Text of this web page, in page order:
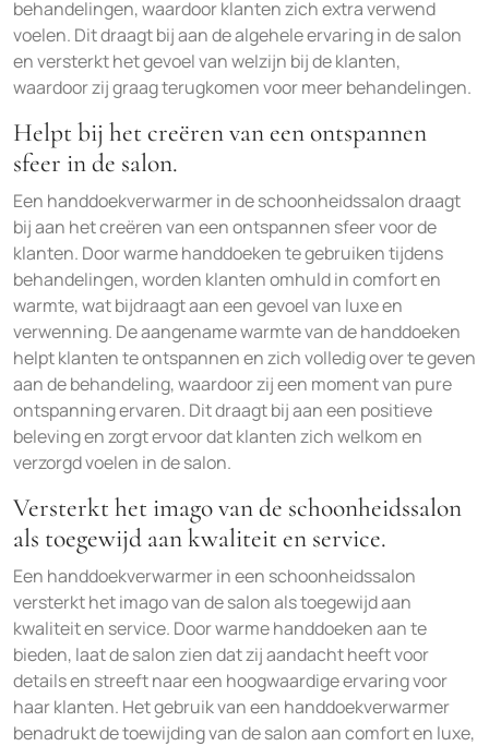
behandelingen, waardoor klanten zich extra verwend
voelen. Dit draagt bij aan de algehele ervaring in de salon
en versterkt het gevoel van welzijn bij de klanten,
waardoor zij graag terugkomen voor meer behandelingen.
Helpt bij het creëren van een ontspannen
sfeer in de salon.
Een handdoekverwarmer in de schoonheidssalon draagt
bij aan het creëren van een ontspannen sfeer voor de
klanten. Door warme handdoeken te gebruiken tijdens
behandelingen, worden klanten omhuld in comfort en
warmte, wat bijdraagt aan een gevoel van luxe en
verwenning. De aangename warmte van de handdoeken
helpt klanten te ontspannen en zich volledig over te geven
aan de behandeling, waardoor zij een moment van pure
ontspanning ervaren. Dit draagt bij aan een positieve
beleving en zorgt ervoor dat klanten zich welkom en
verzorgd voelen in de salon.
Versterkt het imago van de schoonheidssalon
als toegewijd aan kwaliteit en service.
Een handdoekverwarmer in een schoonheidssalon
versterkt het imago van de salon als toegewijd aan
kwaliteit en service. Door warme handdoeken aan te
bieden, laat de salon zien dat zij aandacht heeft voor
details en streeft naar een hoogwaardige ervaring voor
haar klanten. Het gebruik van een handdoekverwarmer
benadrukt de toewijding van de salon aan comfort en luxe,